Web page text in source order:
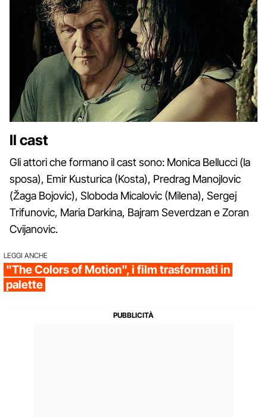
Il cast
Gli attori che formano il cast sono: Monica Bellucci (la
sposa), Emir Kusturica (Kosta), Predrag Manojlovic
(Žaga Bojovic), Sloboda Micalovic (Milena), Sergej
Trifunovic, Maria Darkina, Bajram Severdzan e Zoran
Cvijanovic.
LEGGI ANCHE
"The Colors of Motion", i film trasformati in
palette